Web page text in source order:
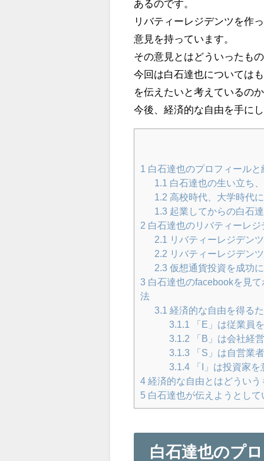
あるのです。
リバティーレジデンツを作
意見を持っています。
その意見とはどういったも
今回は白石達也については
を伝えたいと考えているの
今後、経済的な自由を手に
1 白石達也のプロフィールと
1.1 白石達也の生い立ち
1.2 高校時代、大学時代
1.3 起業してからの白石
2 白石達也のリバティーレジ
2.1 リバティーレジデン
2.2 リバティーレジデン
2.3 仮想通貨投資を成功
3 白石達也のfacebookを見
法
3.1 経済的な自由を得る
3.1.1 「E」は従業員
3.1.2 「B」は会社経
3.1.3 「S」は自営業
3.1.4「I」は投資家を
4 経済的な自由とはどういう
5 白石達也が伝えようとし
白石達也のプ